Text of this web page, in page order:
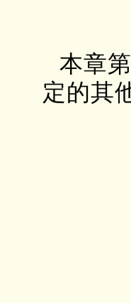
本章
定的其